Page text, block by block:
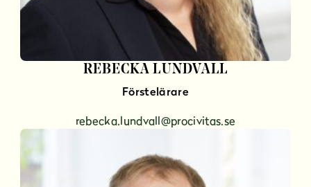
REBECKA LUNDVALL
Förstelärare
rebecka.lundvall@procivitas.se